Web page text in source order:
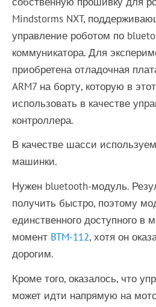
Mindstorms NXT,
управление роботом по
коммуникатора. Для
приобретена отладочная
ARM7 на борту, которую в
использовать в качестве
контроллера.
В качестве шасси
машинки.
Нужен bluetooth-модуль.
получить быстро, поэтому
единственного доступного в
момент BTM-112, хотя он
дорогим.
Кроме того, оказалось, что
может идти напрямую на